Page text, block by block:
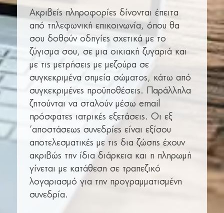
Ακριβείς πληροφορίες δίνονται έπειτα
από τηλεφωνική επικοινωνία, όπου θα
σου δοθούν οδηγίες σχετικά με το
ζύγισμα σου, σε μια οικιακή ζυγαριά και
με τις μετρήσεις με μεζούρα σε
συγκεκριμένα σημεία σώματος, κάτω από
συγκεκριμένες προϋποθέσεις. Παράλληλα
ζητούνται να σταλούν μέσω email
πρόσφατες ιατρικές εξετάσεις. Οι εξ
’αποστάσεως συνεδρίες είναι εξίσου
αποτελεσματικές με τις δια ζώσης έχουν
ακριβώς την ίδια διάρκεια και η πληρωμή
γίνεται με κατάθεση σε τραπεζικό
λογαριασμό για την προγραμματισμένη
συνεδρία.